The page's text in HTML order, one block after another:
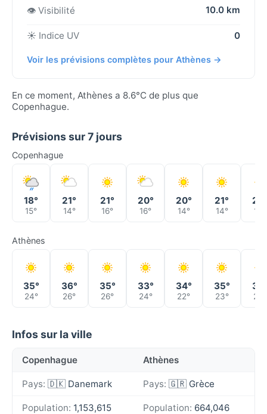
👁️ Visibilité 10.0 km
☀️ Indice UV 0
Voir les prévisions complètes pour Athènes →
En ce moment, Athènes a 8.6°C de plus que
Copenhague.
Prévisions sur 7 jours
Copenhague
18°
15°
21°
14°
21°
16°
20°
16°
20°
14°
21°
14° 17°
Athènes
35°
24°
36°
26°
35°
26°
33°
24°
34°
22°
35°
23° 22°
Infos sur la ville
Copenhague Athènes
Pays: 🇩🇰 Danemark Pays: 🇬🇷 Grèce
Population: 1,153,615 Population: 664,046